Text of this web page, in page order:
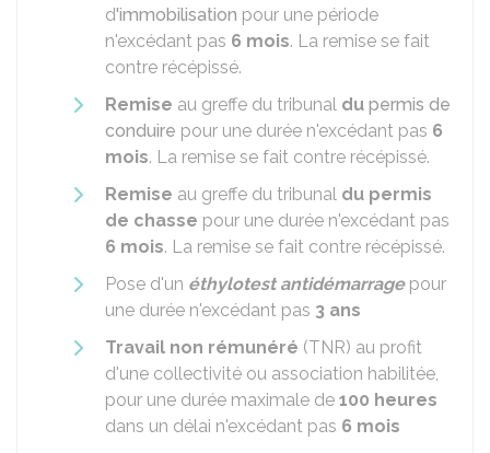
d'immobilisation pour une période
n'excédant pas 6 mois. La remise se fait
contre récépissé.
Remise au greffe du tribunal du permis de
conduire pour une durée n'excédant pas 6
mois. La remise se fait contre récépissé.
Remise au greffe du tribunal du permis
de chasse pour une durée n'excédant pas
6 mois. La remise se fait contre récépissé.
Pose d'un éthylotest antidémarragepour
une durée n'excédant pas 3 ans
Travail non rémunéré (TNR) au profit
d'une collectivité ou association habilitée,
pour une durée maximale de 100 heures
dans un délai n'excédant pas 6 mois